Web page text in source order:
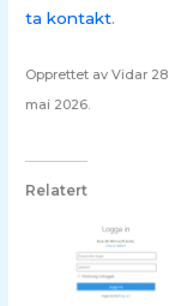
ta kontakt.
Opprettet av Vidar
mai 2026.
Relatert